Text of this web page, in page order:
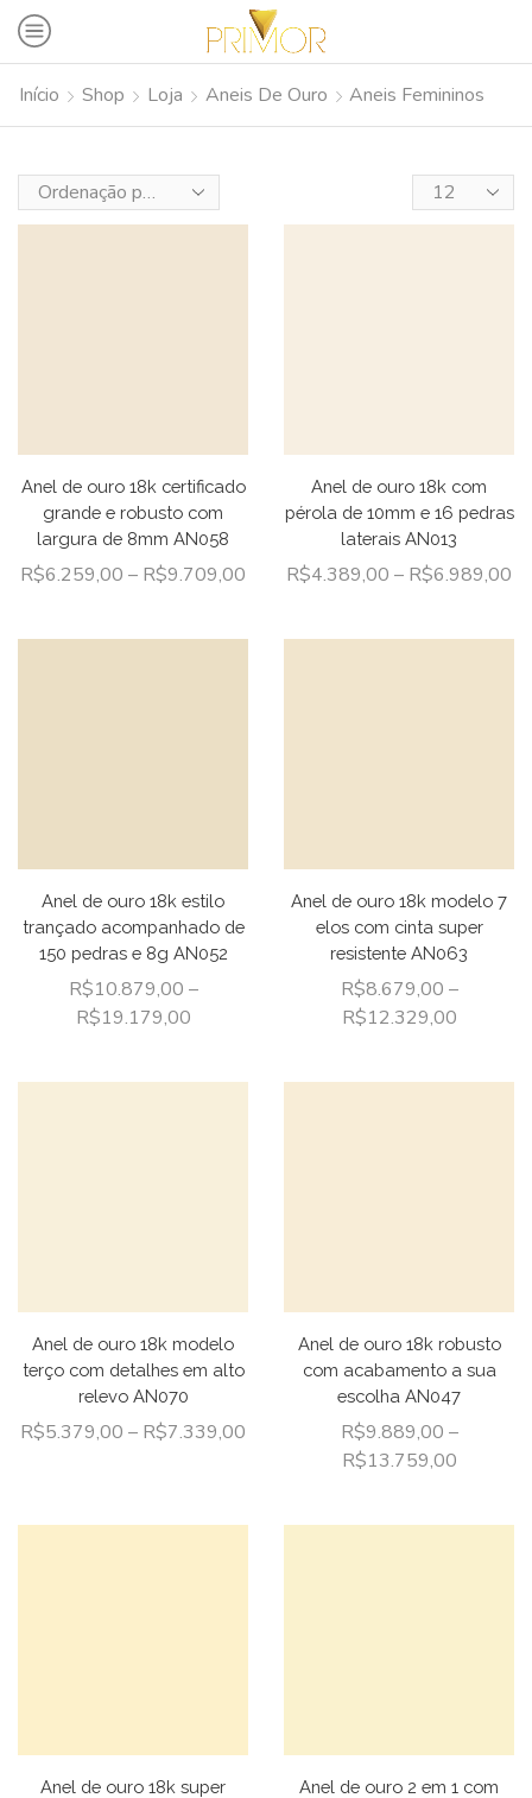
Início Shop Loja Aneis De Ouro Aneis Femininos
Anel de ouro 18k certificado
grande e robusto com
largura de 8mm AN058
R$6.259,00 – R$9.709,00
Anel de ouro 18k com
pérola de 10mm e 16 pedras
laterais AN013
R$4.389,00 – R$6.989,00
Anel de ouro 18k estilo
trançado acompanhado de
150 pedras e 8g AN052
R$10.879,00 –
R$19.179,00
Anel de ouro 18k modelo 7
elos com cinta super
resistente AN063
R$8.679,00 –
R$12.329,00
Anel de ouro 18k modelo
terço com detalhes em alto
relevo AN070
R$5.379,00 – R$7.339,00
Anel de ouro 18k robusto
com acabamento a sua
escolha AN047
R$9.889,00 –
R$13.759,00
Anel de ouro 18k super
Anel de ouro 2 em 1 com